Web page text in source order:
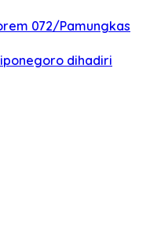
072/Pamungkas
dihadiri